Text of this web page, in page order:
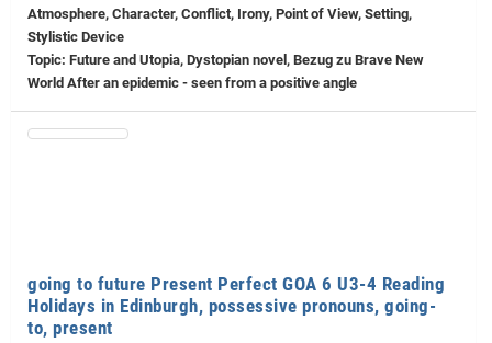
Atmosphere, Character, Conflict, Irony, Point of View, Setting,
Stylistic Device
Topic: Future and Utopia, Dystopian novel, Bezug zu Brave New
World After an epidemic - seen from a positive angle
going to future Present Perfect GOA 6 U3-4 Reading
Holidays in Edinburgh, possessive pronouns, going-
to, present